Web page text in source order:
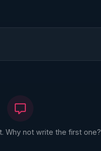
Why not write the first one?